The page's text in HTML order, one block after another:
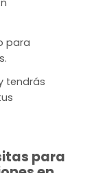
para
tendrás
para